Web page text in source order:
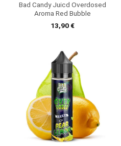
Bad Candy Juicd Overdosed
Aroma Red Bubble
13,90€